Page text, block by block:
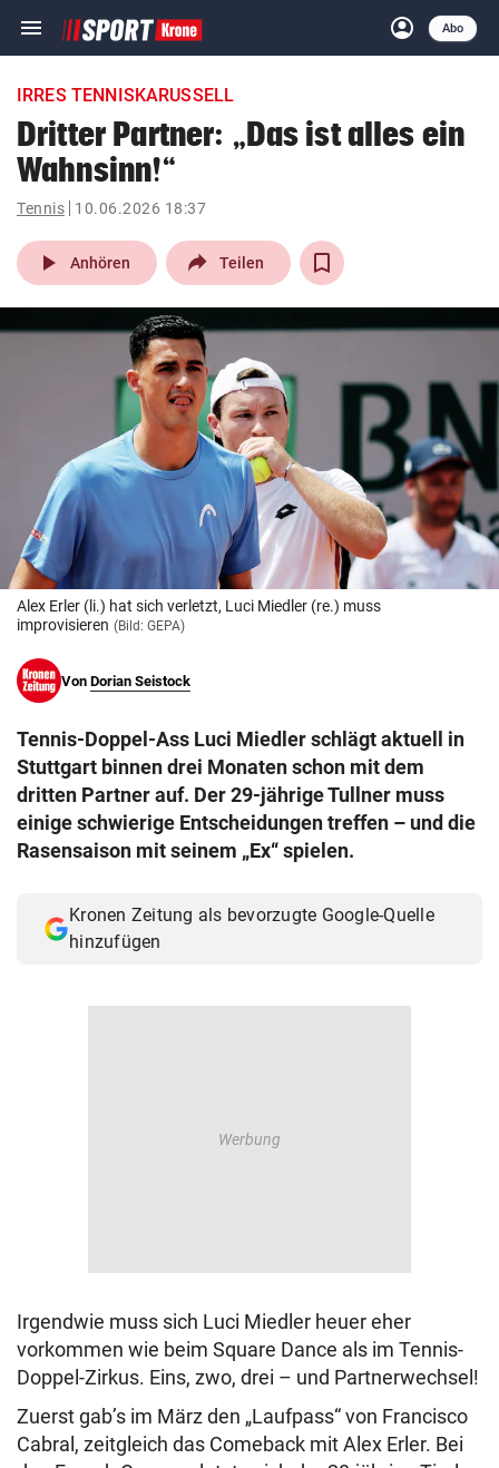
menu Navigation
ein-/ausklappen
account_circle
Anmelden
Abo
close Schließen
account_circle Anmelden
pin_drop
Wien arrow_right
bookmark
Suchbegriff
© Krone Multimedia GmbH & Co KG 2026
Muthgasse 2, 1190 Wien
IRRES TENNISKARUSSELL
Dritter Partner: „Das ist alles ein
Wahnsinn!“
Tennis 10.06.2026 18:37
play_arrow Anhören Teilen
Alex Erler (li.) hat sich verletzt, Luci Miedler (re.) muss
improvisieren (Bild: GEPA)
Von Dorian Seistock
Tennis-Doppel-Ass Luci Miedler schlägt aktuell in
Stuttgart binnen drei Monaten schon mit dem
dritten Partner auf. Der 29-jährige Tullner muss
einige schwierige Entscheidungen treffen – und die
Rasensaison mit seinem „Ex“ spielen.
Kronen Zeitung als bevorzugte Google-Quelle
hinzufügen
Irgendwie muss sich Luci Miedler heuer eher
vorkommen wie beim Square Dance als im Tennis-
Doppel-Zirkus. Eins, zwo, drei – und Partnerwechsel!
Zuerst gab’s im März den „Laufpass“ von Francisco
Cabral, zeitgleich das Comeback mit Alex Erler. Bei